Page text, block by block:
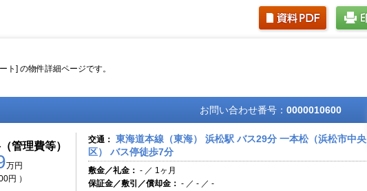
ト] の物件詳細ページです。
お問い合わせ番号： 0000010600
管理費等）
万円
円 ）
交通： 東海道本線（東海） 浜松駅 バス29分 一本松（浜松市中央
区） バス停徒歩7分
敷金／礼金： - ／ 1ヶ月
保証金／敷引／償却金： - ／ - ／ -